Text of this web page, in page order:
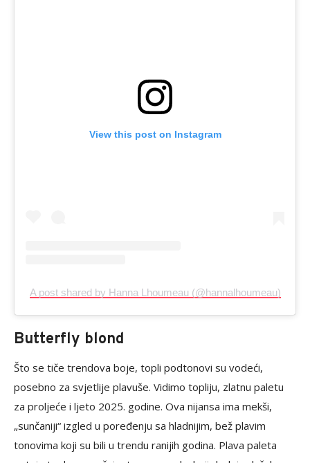
View this post on Instagram
A post shared by Hanna Lhoumeau (@hannalhoumeau)
Butterfly blond
Što se tiče trendova boje, topli podtonovi su vodeći,
posebno za svjetlije plavuše. Vidimo topliju, zlatnu paletu
za proljeće i ljeto 2025. godine. Ova nijansa ima mekši,
„sunčaniji“ izgled u poređenju sa hladnijim, bež plavim
tonovima koji su bili u trendu ranijih godina. Plava paleta